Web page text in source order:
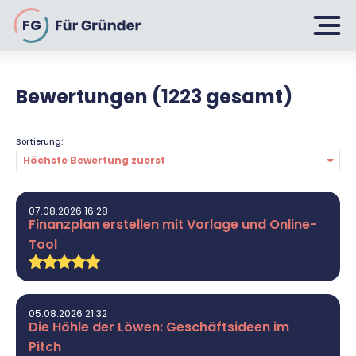
FG
Planen
Selbstständig machen
Über 500 Geschäftsideen
Bin ich ein Gründer?
Geschäftsmodell entwickeln
Businessplan schreiben
Businessplan-Vorlage & Muster
Gründen
Firma gründen: 10 Tipps
Rechtsform wählen
UG gründen
GmbH gründen
Wachsen
6 Tipps zum Start
Finanzieren
Bewertungen (1223 gesamt)
Sortierung:
Höchste Bewertung zuerst
07.08.2026 16:28
Finanzplan erstellen mit Vorlage und Online-
Tool
05.08.2026 21:32
Die Höhle der Löwen: Geschäftsideen im
Pitch